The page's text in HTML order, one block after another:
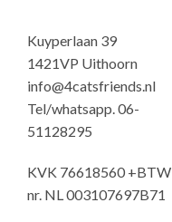
Kuyperlaan 39
1421VP Uithoorn
info@4catsfriends.nl
Tel/whatsapp. 06-
51128295
KVK 76618560 +BTW
nr. NL 003107697B71